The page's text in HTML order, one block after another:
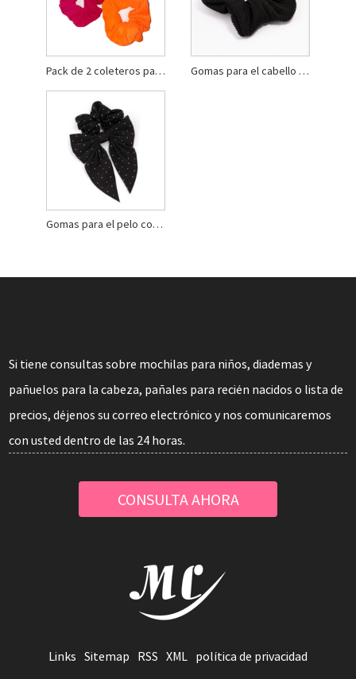
Pack de 2 coleteros para el pelo con purpurina de tela Gomas para el cabello acanaladas negras
Gomas para el pelo con lazo de tela y diamantes
Si tiene consultas sobre mochilas para niños, diademas y
pañuelos para la cabeza, pañales para recién nacidos o lista de
precios, déjenos su correo electrónico y nos comunicaremos
con usted dentro de las 24 horas.
CONSULTA AHORA
Links Sitemap RSS XML política de privacidad